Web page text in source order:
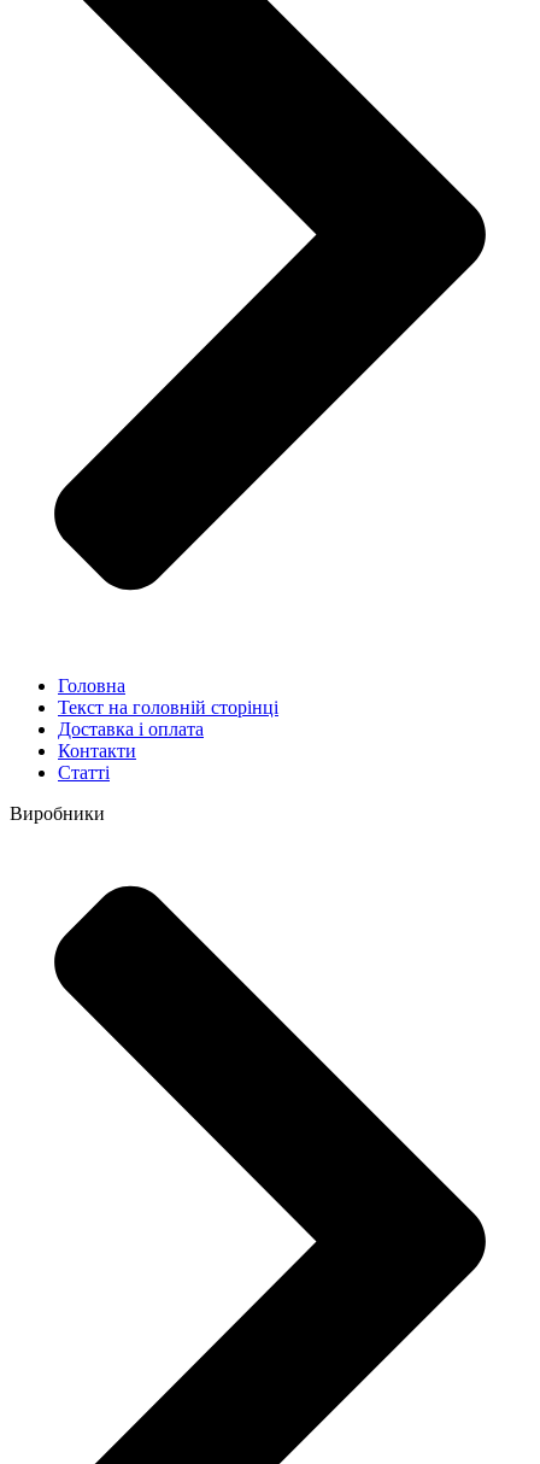
Головна
Текст на головній сторінці
Доставка і оплата
Контакти
Статті
Виробники